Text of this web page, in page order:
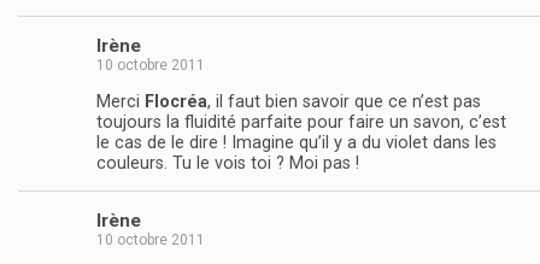
Irène
10 octobre 2011
Merci Flocréa, il faut bien savoir que ce n’est pas
toujours la fluidité parfaite pour faire un savon, c’est
le cas de le dire ! Imagine qu’il y a du violet dans les
couleurs. Tu le vois toi ? Moi pas !
Irène
10 octobre 2011